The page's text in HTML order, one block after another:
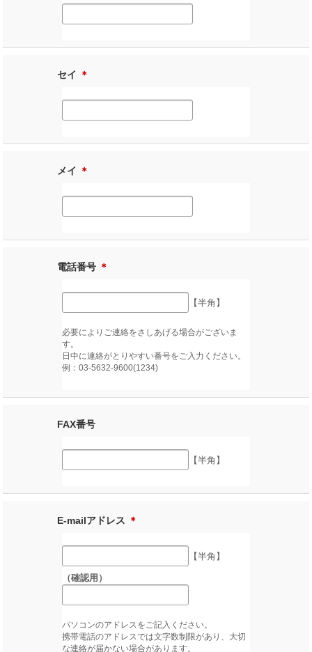
セイ ＊
メイ ＊
電話番号 ＊
【半角】
必要によりご連絡をさしあげる場合がございま
す。
日中に連絡がとりやすい番号をご入力ください。
例：03-5632-9600(1234)
FAX番号
【半角】
E-mailアドレス ＊
【半角】
（確認用）
パソコンのアドレスをご記入ください。
携帯電話のアドレスでは文字数制限があり、大切
な連絡が届かない場合があります。